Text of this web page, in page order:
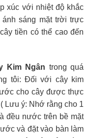
xúc với nhiệt độ khắc
sáng mặt trời trực
tiền có thể cao đến
Kim Ngân trong quá
tôi: Đối với cây kim
cho cây được thực
Lưu ý: Nhớ rằng cho 1
đều nước trên bề mặt
và đặt vào bàn làm